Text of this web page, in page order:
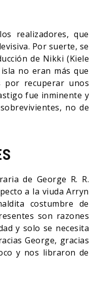
realizadores, que
Por suerte, se
de Nikki (Kiele
no eran más que
por recuperar unos
fue inminente y
no de
de George R. R.
a la viuda Arryn
costumbre de
son razones
y solo se necesita
George, gracias
y nos libraron de